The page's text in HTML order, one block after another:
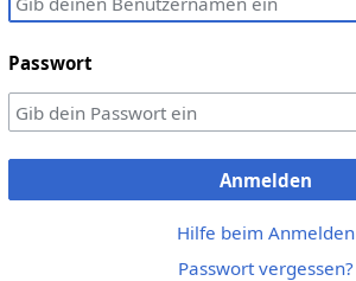
Passwort
Anmelden
Hilfe beim Anmelden
Passwort vergessen?